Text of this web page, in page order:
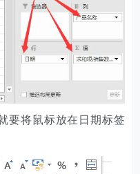
要将鼠标放在日期标签